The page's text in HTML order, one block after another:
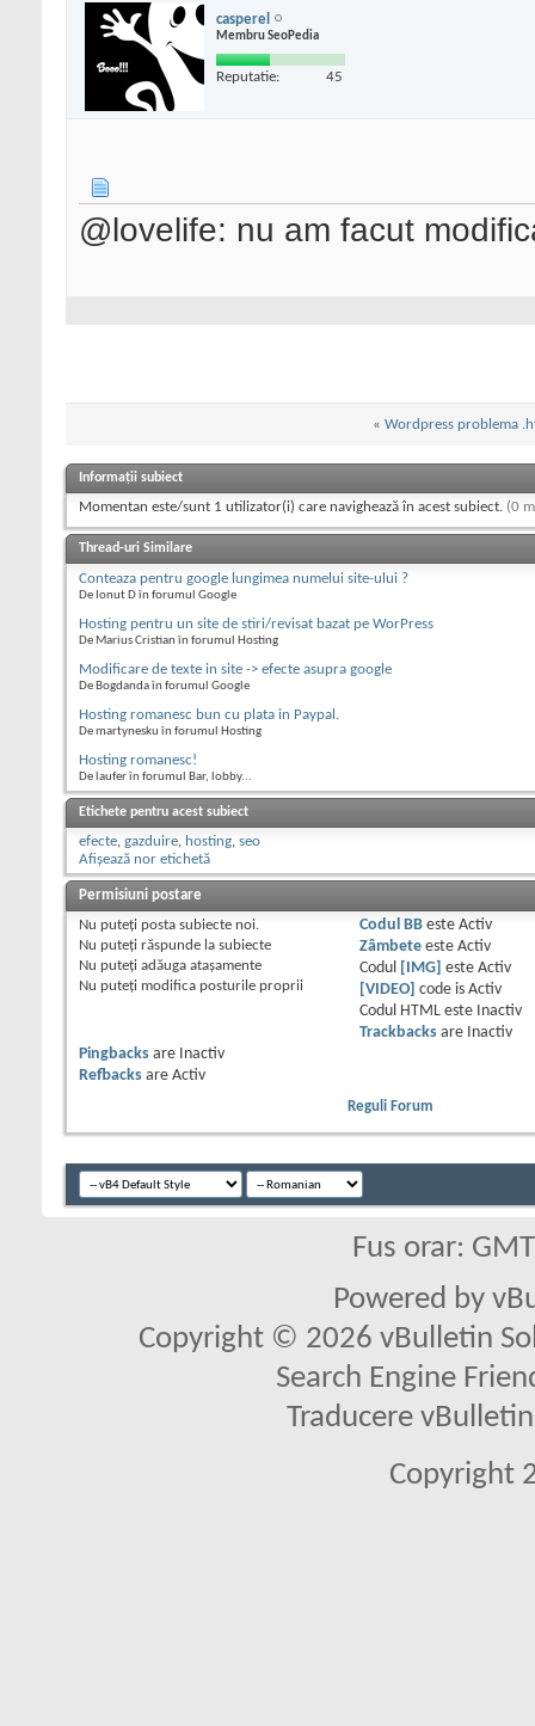
casperel
Membru SeoPedia
Reputatie: 45
@lovelife: nu am facut
« Wordpress problema
Informații subiect
Momentan este/sunt 1 utilizator(i) care navighează în acest subiect. (0
Thread-uri Similare
Conteaza pentru google lungimea numelui site-ului ?
De Ionut D în forumul Google
Hosting pentru un site de stiri/revisat bazat pe WorPress
De Marius Cristian în forumul Hosting
Modificare de texte in site -> efecte asupra google
De Bogdanda în forumul Google
Hosting romanesc bun cu plata in Paypal.
De martynesku în forumul Hosting
Hosting romanesc!
De laufer în forumul Bar, lobby...
Etichete pentru acest subiect
efecte, gazduire, hosting, seo
Afișează nor etichetă
Permisiuni postare
Nu puteţi posta subiecte noi.
Nu puteţi răspunde la subiecte
Nu puteţi adăuga ataşamente
Nu puteţi modifica posturile proprii
Codul BBeste Activ
Zâmbeteeste Activ
Codul
[IMG] este Activ
[VIDEO] code is Activ
Codul HTML este
Inactiv
Trackbacksare
Inactiv
Pingbacks are
Inactiv
Refbacks are Activ
Reguli Forum
Fus orar:
Powered by
Copyright © 2026 vBulletin
Search Engine
Traducere
Copyright